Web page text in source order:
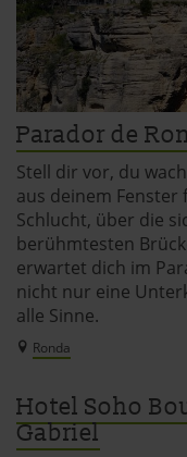
Parador de
Stell dir vor, du
aus deinem Fenster
Schlucht, über die
berühmtesten
erwartet dich im
nicht nur eine
alle Sinne.
Ronda
Hotel Soho
Gabriel